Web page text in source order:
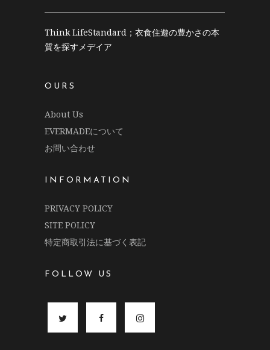
Think LifeStandard；衣食住遊の豊かさの本
質を探すメデイア
OURS
About Us
EVERMADEについて
お問い合わせ
INFORMATION
PRIVACY POLICY
SITE POLICY
特定商取引法に基づく表記
FOLLOW US